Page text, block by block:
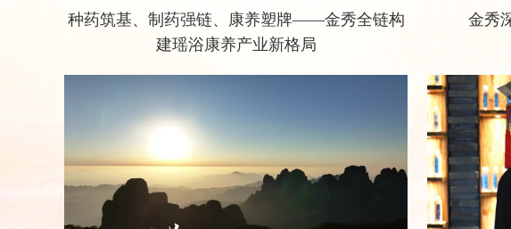
种药筑基、制药强链、康养塑牌——金秀全链构
建瑶浴康养产业新格局
金秀